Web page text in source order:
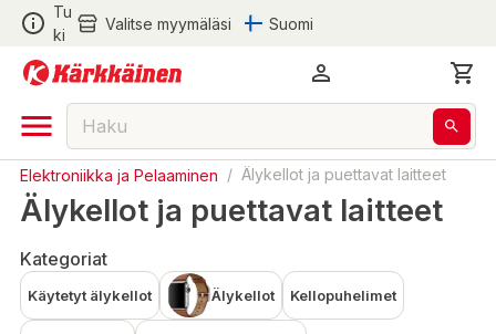
Tu
ki
Valitse myymäläsi Suomi
Elektroniikka ja Pelaaminen / Älykellot ja puettavat laitteet
Älykellot ja puettavat laitteet
Kategoriat
Käytetyt älykellot Älykellot Kellopuhelimet